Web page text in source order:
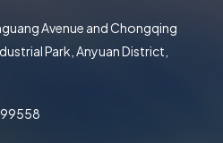
Avenue and Chongqing
Park, Anyuan District,